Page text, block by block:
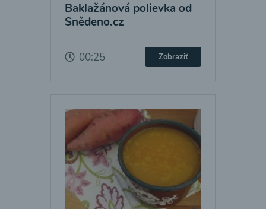
Baklažánová polievka od
Snědeno.cz
00:25 Zobraziť